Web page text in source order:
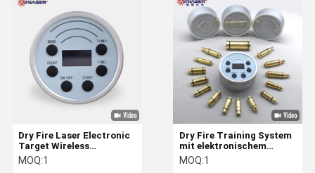
Dry Fire Laser Electronic
Target Wireless
Controller für ein Multi-
Target Operations
MOQ:1
Dry Fire Training System
mit elektronischem
Laserziel und
Laserkugelpatrone
MOQ:1